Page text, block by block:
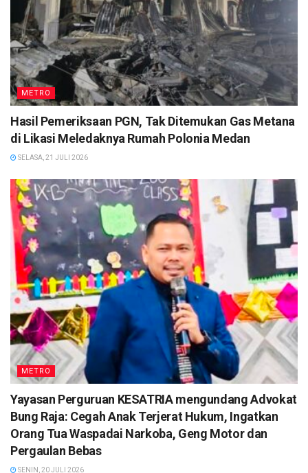
METRO
Hasil Pemeriksaan PGN, Tak Ditemukan Gas Metana
di Likasi Meledaknya Rumah Polonia Medan
SELASA, 21 JULI 2026
METRO
Yayasan Perguruan KESATRIA mengundang Advokat
Bung Raja: Cegah Anak Terjerat Hukum, Ingatkan
Orang Tua Waspadai Narkoba, Geng Motor dan
Pergaulan Bebas
SENIN, 20 JULI 2026